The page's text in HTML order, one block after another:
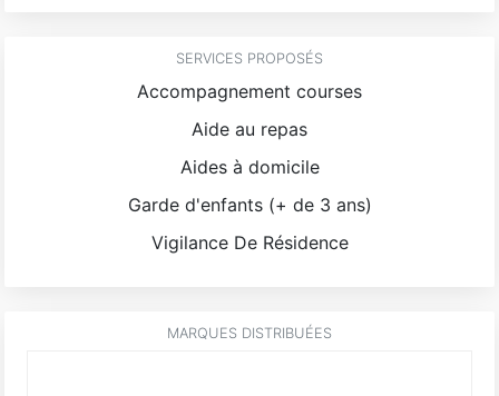
SERVICES PROPOSÉS
Accompagnement courses
Aide au repas
Aides à domicile
Garde d'enfants (+ de 3 ans)
Vigilance De Résidence
MARQUES DISTRIBUÉES